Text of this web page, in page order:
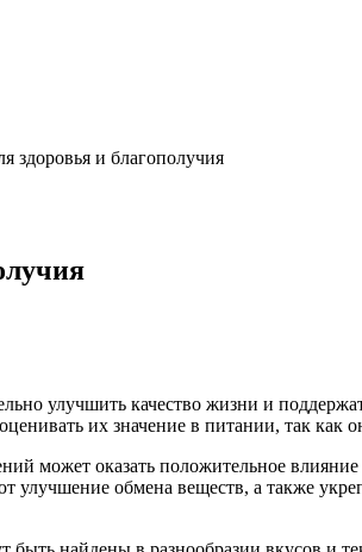
здоровья и благополучия
улучшить качество жизни и
их значение в питании, так как
может оказать положительное
улучшение обмена веществ, а также